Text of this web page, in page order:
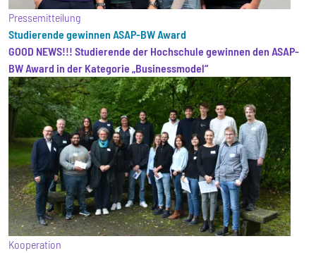
Pressemitteilung
Studierende gewinnen ASAP-BW Award
GOOD NEWS!!! Studierende der Hochschule gewinnen den ASAP-
BW Award in der Kategorie „Businessmodel“
Kooperation